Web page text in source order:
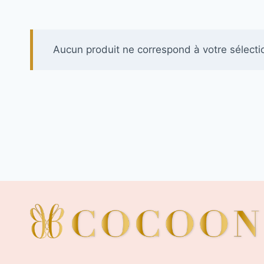
Aucun produit ne correspond à votre